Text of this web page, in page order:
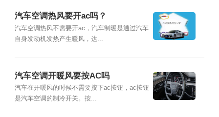
汽车空调热风要开ac吗？
汽车空调热风不需要开ac，汽车制暖是通过汽车
自身发动机发热产生暖风，达...
汽车空调开暖风要按AC吗
汽车在开暖风的时候不需要按下ac按钮，ac按钮
是汽车空调的制冷开关。按...